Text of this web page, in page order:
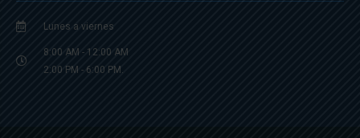
Lunes a viernes
8:00 AM - 12:00 AM
2:00 PM - 6:00 PM.